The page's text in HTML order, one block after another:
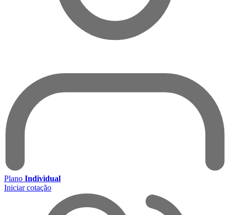
Plano Individual
Iniciar cotação